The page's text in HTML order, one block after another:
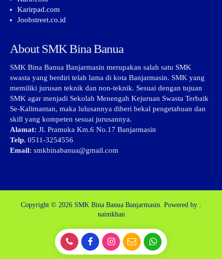
Karirpad.com
Joobstreet.co.id
About SMK Bina Banua
SMK Bina Banua Banjarmasin merupakan salah satu SMK
swasta yang berdiri telah lama di kota Banjarmasin. SMK yang
memiliki jurusan teknik dan non-teknik. Sesuai dengan tujuan
SMK agar menjadi Sekolah Menengah Kejuruan Swasta Terbaik
Se-Kalimantan, maka lulusannya diberi bekal pengetahuan dan
skill yang kompeten sesuai jurusannya.
Alamat: Jl. Pramuka Km.6 No.17 Banjarmasin
Telp. 0511-3254556
Email: smkbinabanua@gmail.com
Copyright © 2026 SMK Bina Banua Banjarmasin. Powered by :
naimkhan